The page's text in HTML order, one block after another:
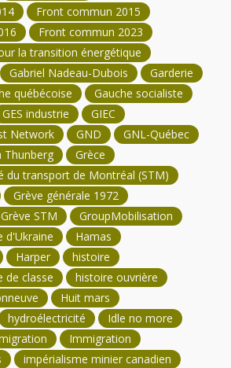
Front commun 2015
Front commun 2023
la transition énergétique
Gabriel Nadeau-Dubois
Garderie
québécoise
Gauche socialiste
GES industrie
GIEC
Network
GND
GNL-Québec
Thunberg
Grèce
du transport de Montréal (STM)
Grève générale 1972
Grève STM
GroupMobilisation
d'Ukraine
Hamas
Harper
histoire
de classe
histoire ouvrière
Huit mars
hydroélectricité
Idle no more
Immigration
impérialisme minier canadien